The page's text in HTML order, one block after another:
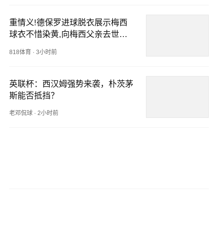
重情义!德保罗进球脱衣展示梅西
球衣不惜染黄,向梅西父亲去世哀
818体育 ·3小时前
英联杯：西汉姆强势来袭，朴茨茅
斯能否抵挡？
老邓侃球 ·2小时前